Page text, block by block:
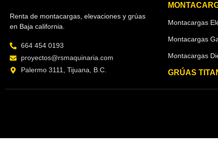
Renta de montacargas, elevaciones y grúas
en Baja california.
664 454 0193
proyectos@rsmaquinaria.com
Palermo 3111, Tijuana, B.C.
Montacargas
Montacargas
Montacargas
GRÚAS